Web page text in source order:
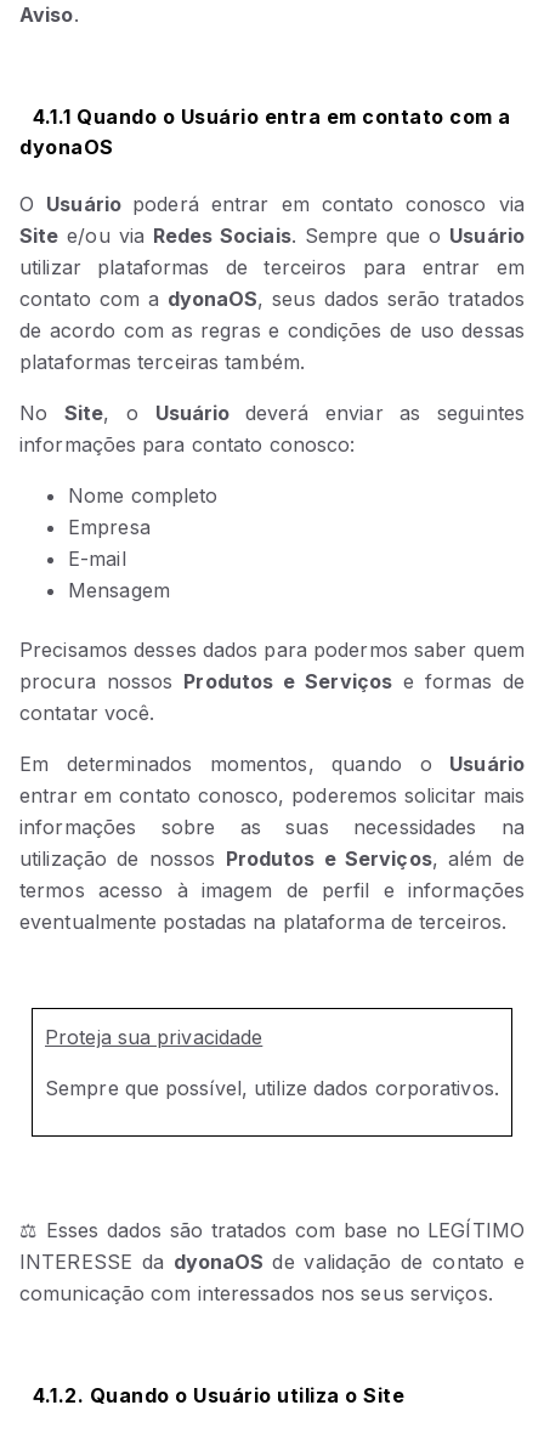
Aviso.
4.1.1 Quando o Usuário entra em contato com a
dyonaOS
O Usuário poderá entrar em contato conosco via
Site e/ou via Redes Sociais. Sempre que o Usuário
utilizar plataformas de terceiros para entrar em
contato com a dyonaOS, seus dados serão tratados
de acordo com as regras e condições de uso dessas
plataformas terceiras também.
No Site, o Usuário deverá enviar as seguintes
informações para contato conosco:
Nome completo
Empresa
E-mail
Mensagem
Precisamos desses dados para podermos saber quem
procura nossos Produtos e Serviços e formas de
contatar você.
Em determinados momentos, quando o Usuário
entrar em contato conosco, poderemos solicitar mais
informações sobre as suas necessidades na
utilização de nossos Produtos e Serviços, além de
termos acesso à imagem de perfil e informações
eventualmente postadas na plataforma de terceiros.
Proteja sua privacidade
Sempre que possível, utilize dados corporativos.
⚖️ Esses dados são tratados com base no LEGÍTIMO
INTERESSE da dyonaOSde validação de contato e
comunicação com interessados nos seus serviços.
4.1.2. Quando o Usuário utiliza o Site